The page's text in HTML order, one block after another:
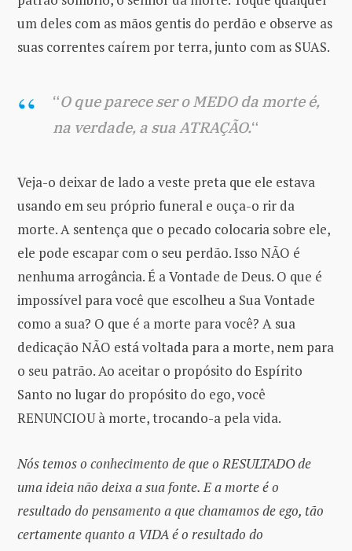
um deles com as mãos gentis do perdão e observe as
suas correntes caírem por terra, junto com as SUAS.
“O que parece ser o MEDO da morte é,
na verdade, a sua ATRAÇÃO.“
Veja-o deixar de lado a veste preta que ele estava
usando em seu próprio funeral e ouça-o rir da
morte. A sentença que o pecado colocaria sobre ele,
ele pode escapar com o seu perdão. Isso NÃO é
nenhuma arrogância. É a Vontade de Deus. O que é
impossível para você que escolheu a Sua Vontade
como a sua? O que é a morte para você? A sua
dedicação NÃO está voltada para a morte, nem para
o seu patrão. Ao aceitar o propósito do Espírito
Santo no lugar do propósito do ego, você
RENUNCIOU à morte, trocando-a pela vida.
Nós temos o conhecimento de que o RESULTADO de
uma ideia não deixa a sua fonte. E a morte é o
resultado do pensamento a que chamamos de ego, tão
certamente quanto a VIDA é o resultado do